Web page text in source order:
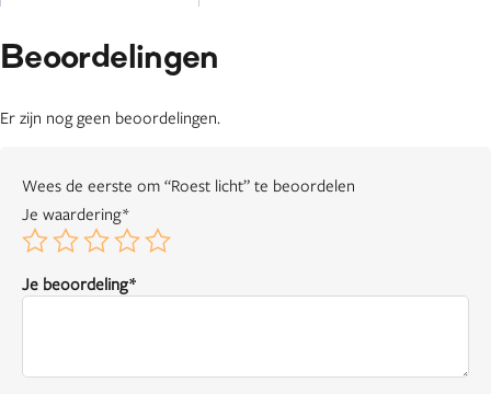
Beoordelingen
Er zijn nog geen beoordelingen.
Wees de eerste om “Roest licht” te beoordelen
Je waardering*
Je beoordeling*